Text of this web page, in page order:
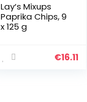
Lay’s Mixups
Paprika Chips, 9
x 125 g
€16.11